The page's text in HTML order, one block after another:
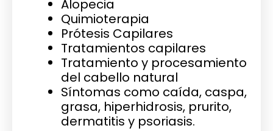
Alopecia
Quimioterapia
Prótesis Capilares
Tratamientos capilares
Tratamiento y procesamiento
del cabello natural
Síntomas como caída, caspa,
grasa, hiperhidrosis, prurito,
dermatitis y psoriasis.